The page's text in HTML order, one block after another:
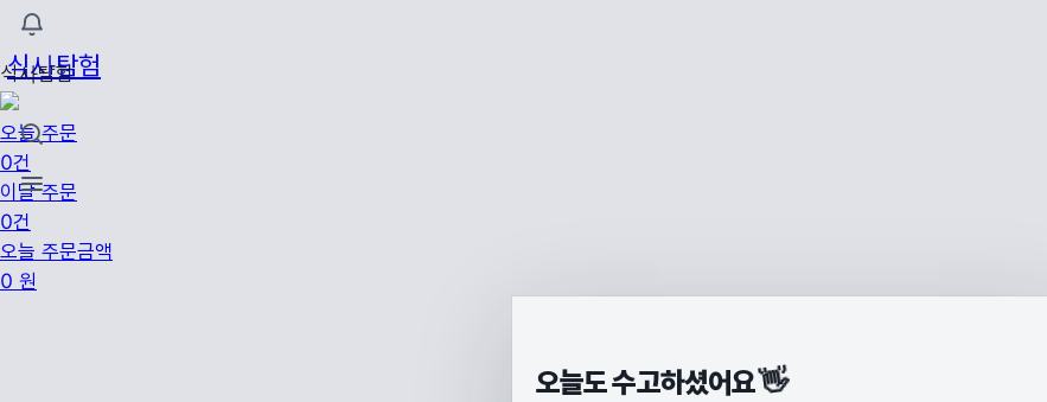
식사탐험
식사탐험
오늘 주문
0건
이달 주문
0건
오늘 주문금액
0 원
오늘도 수고하셨어요👋